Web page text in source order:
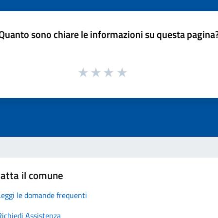
sono chiare le informazioni su questa
il comune
le domande frequenti
Assistenza